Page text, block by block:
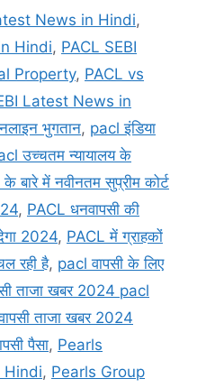
News in Hindi,
Hindi, PACL SEBI
Property, PACL vs
Latest News in
भुगतान, pacl इंडिया
उच्चतम न्यायालय के
बारे में नवीनतम सुप्रीम कोर्ट
, PACL धनवापसी की
2024, PACL में ग्राहकों
रही है, pacl वापसी के लिए
ताजा खबर 2024 pacl
ताजा खबर 2024
पैसा, Pearls
Hindi, Pearls Group